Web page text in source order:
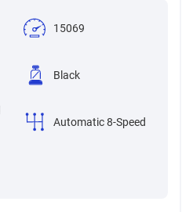
15069
Black
Automatic 8-Speed